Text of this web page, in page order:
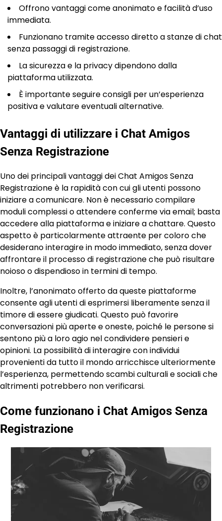
Offrono vantaggi come anonimato e facilità d’uso
immediata.
Funzionano tramite accesso diretto a stanze di chat
senza passaggi di registrazione.
La sicurezza e la privacy dipendono dalla
piattaforma utilizzata.
È importante seguire consigli per un’esperienza
positiva e valutare eventuali alternative.
Vantaggi di utilizzare i Chat Amigos
Senza Registrazione
Uno dei principali vantaggi dei Chat Amigos Senza
Registrazione è la rapidità con cui gli utenti possono
iniziare a comunicare. Non è necessario compilare
moduli complessi o attendere conferme via email; basta
accedere alla piattaforma e iniziare a chattare. Questo
aspetto è particolarmente attraente per coloro che
desiderano interagire in modo immediato, senza dover
affrontare il processo di registrazione che può risultare
noioso o dispendioso in termini di tempo.
Inoltre, l’anonimato offerto da queste piattaforme
consente agli utenti di esprimersi liberamente senza il
timore di essere giudicati. Questo può favorire
conversazioni più aperte e oneste, poiché le persone si
sentono più a loro agio nel condividere pensieri e
opinioni. La possibilità di interagire con individui
provenienti da tutto il mondo arricchisce ulteriormente
l’esperienza, permettendo scambi culturali e sociali che
altrimenti potrebbero non verificarsi.
Come funzionano i Chat Amigos Senza
Registrazione